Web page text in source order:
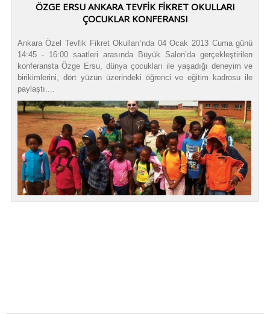
ÖZGE ERSU ANKARA TEVFİK FİKRET OKULLARI
ÇOCUKLAR KONFERANSI
Ankara Özel Tevfik Fikret Okulları’nda 04 Ocak 2013 Cuma günü
14:45 - 16:00 saatleri arasında Büyük Salon’da gerçekleştirilen
konferansta Özge Ersu, dünya çocukları ile yaşadığı deneyim ve
birikimlerini, dört yüzün üzerindeki öğrenci ve eğitim kadrosu ile
paylaştı....